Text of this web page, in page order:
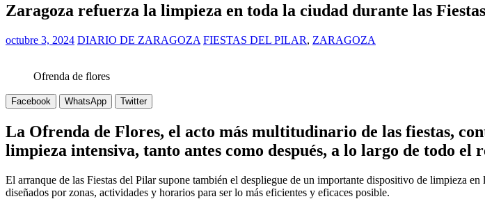
Zaragoza refuerza la limpieza en toda la ciudad durante las
octubre 3, 2024 DIARIO DE ZARAGOZA FIESTAS DEL PILAR, ZARAGOZA
Ofrenda de flores
Facebook WhatsApp Twitter
La Ofrenda de Flores, el acto más multitudinario de las fiestas,
limpieza intensiva, tanto antes como después, a lo largo de todo el
El arranque de las Fiestas del Pilar supone también el despliegue de un importante dispositivo de limpieza
diseñados por zonas, actividades y horarios para ser lo más eficientes y eficaces posible.